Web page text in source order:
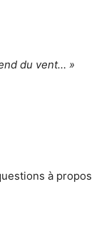
du vent… »
à propos